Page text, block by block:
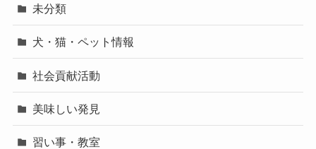
未分類
犬・猫・ペット情報
社会貢献活動
美味しい発見
習い事・教室